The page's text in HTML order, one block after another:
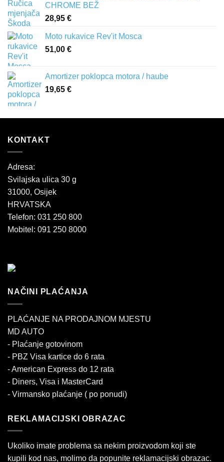
CHROME BEŽ
28,95 €
Moto rukavice Rev'it Mosca
51,00 €
Amortizer poklopca motora / haube
19,65 €
KONTAKT
Adresa:
Svilajska ulica 30 g
31000, Osijek
HRVATSKA
Telefon: 031 250 800
Mobitel: 091 250 8000
NAČINI PLAĆANJA
PLAĆANJE NA PRODAJNOM MJESTU
MD AUTO
- Plaćanje gotovinom
- PBZ Visa kartice do 6 rata
- American Express do 12 rata
- Diners, Visa i MasterCard
- Virmansko plaćanje ( po ponudi)
REKLAMACIJSKI OBRAZAC
Ukoliko imate problema sa nekim proizvodom koji ste
kupili kod nas, molimo da popunite reklamacijski obrazac.